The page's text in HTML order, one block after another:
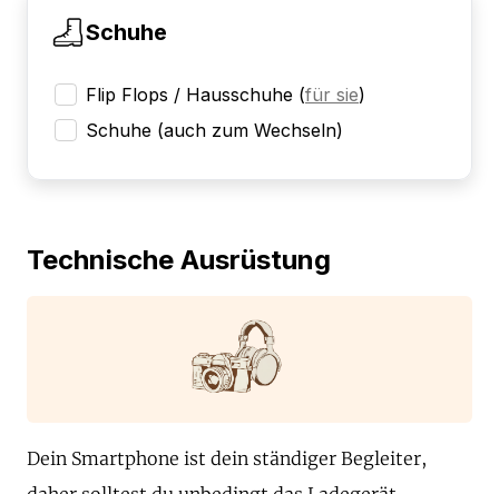
Schuhe
Flip Flops / Hausschuhe (für sie)
Schuhe (auch zum Wechseln)
Technische Ausrüstung
Dein Smartphone ist dein ständiger Begleiter,